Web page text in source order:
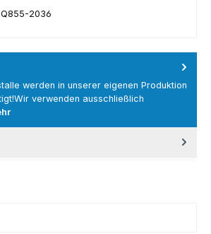
Q855-2036
werden in unserer eigenen Produktion
verwenden ausschließlich